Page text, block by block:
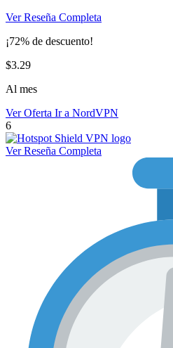
Ver Reseña Completa
¡72% de descuento!
$3.29
Al mes
Ver Oferta Ir a NordVPN
6
Ver Reseña Completa